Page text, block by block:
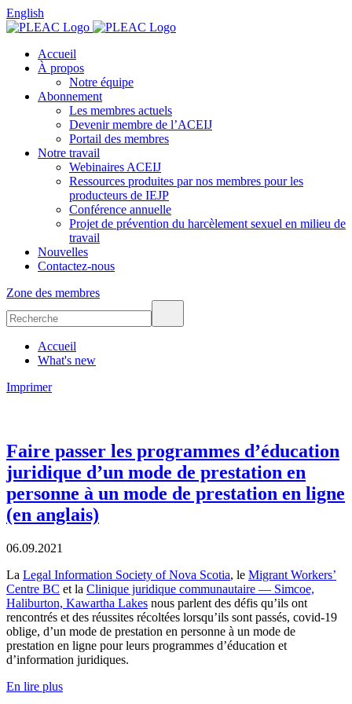
English
Accueil
À propos
Notre équipe
Abonnement
Les membres actuels
Devenir membre de l’ACEIJ
Portail des membres
Notre travail
Webinaires ACEIJ
Ressources produites par nos membres pour les
producteurs de IEJP
Conférence annuelle
Projet de prévention du harcèlement sexuel en milieu de
travail
Nouvelles
Contactez-nous
Zone des membres
Accueil
What's new
Imprimer
Faire passer les programmes d’éducation
juridique d’un mode de prestation en
personne à un mode de prestation en ligne
(en anglais)
06.09.2021
La Legal Information Society of Nova Scotia, le Migrant Workers’
Centre BC et la Clinique juridique communautaire — Simcoe,
Haliburton, Kawartha Lakes nous parlent des défis qu’ils ont
rencontrés et des réussites récoltées lorsqu’ils sont passés, covid-19
oblige, d’un mode de prestation en personne à un mode de
prestation en ligne pour leurs programmes d’éducation et
d’information juridiques.
En lire plus